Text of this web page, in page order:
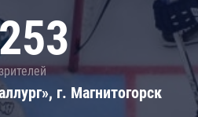
зрителей
г. Магнитогорск